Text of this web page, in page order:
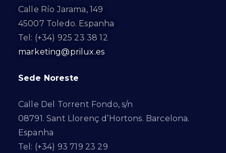
Calle Río Jarama, 149
45007 Toledo. Espanha
Tel: (+34) 925 23 38 12
marketing@prilux.es
Sede Noreste
Calle Del Torrent Fondo, s/n
08791. Sant Llorenç d’Hortons. Barcelona.
Espanha
Tel: (+34) 93 719 23 29